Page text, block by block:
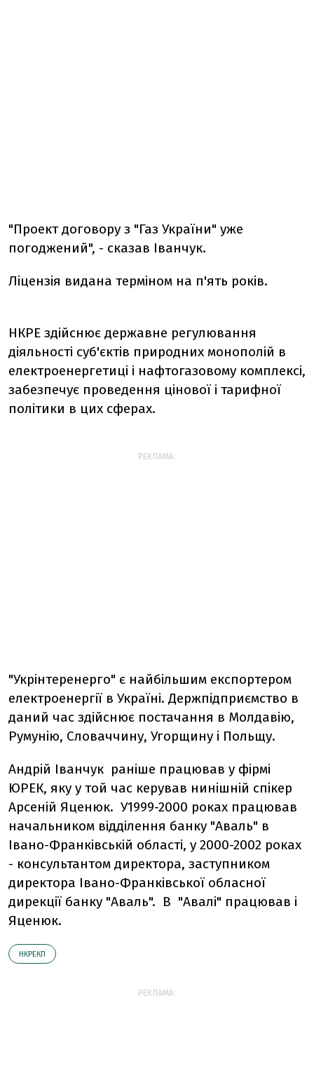
"Проект договору з "Газ України" уже
погоджений", - сказав Іванчук.
Ліцензія видана терміном на п'ять років.
НКРЕ здійснює державне регулювання
діяльності суб'єктів природних монополій в
електроенергетиці і нафтогазовому комплексі,
забезпечує проведення цінової і тарифної
політики в цих сферах.
РЕКЛАМА:
"Укрінтеренерго" є найбільшим експортером
електроенергії в Україні. Держпідприємство в
даний час здійснює постачання в Молдавію,
Румунію, Словаччину, Угорщину і Польщу.
Андрій Іванчук раніше працював у фірмі
ЮРЕК, яку у той час керував нинішній спікер
Арсеній Яценюк. У1999-2000 роках працював
начальником відділення банку "Аваль" в
Івано-Франківській області, у 2000-2002 роках
- консультантом директора, заступником
директора Івано-Франківської обласної
дирекції банку "Аваль". В "Авалі" працював і
Яценюк.
НКРЕКП
РЕКЛАМА: